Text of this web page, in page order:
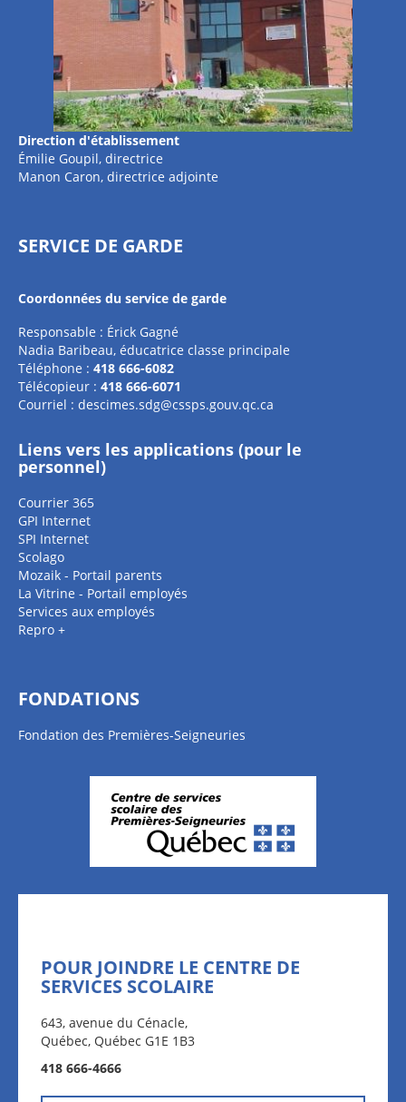
Direction d'établissement
Émilie Goupil, directrice
Manon Caron, directrice adjointe
SERVICE DE GARDE
Coordonnées du service de garde
Responsable : Érick Gagné
Nadia Baribeau, éducatrice classe principale
Téléphone : 418 666-6082
Télécopieur : 418 666-6071
Courriel : descimes.sdg@cssps.gouv.qc.ca
Liens vers les applications (pour le
personnel)
Courrier 365
GPI Internet
SPI Internet
Scolago
Mozaik - Portail parents
La Vitrine - Portail employés
Services aux employés
Repro +
FONDATIONS
Fondation des Premières-Seigneuries
POUR JOINDRE LE CENTRE DE
SERVICES SCOLAIRE
643, avenue du Cénacle,
Québec, Québec G1E 1B3
418 666-4666